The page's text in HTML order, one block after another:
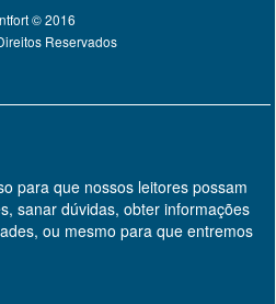
© 2016
Reservados
para que nossos leitores possam
sanar dúvidas, obter informações
ou mesmo para que entremos